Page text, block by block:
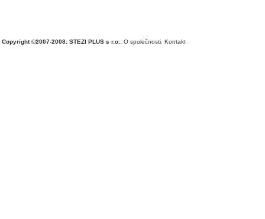
Copyright ©2007-2008: STEZI PLUS s r.o. O společnosti Kontakt